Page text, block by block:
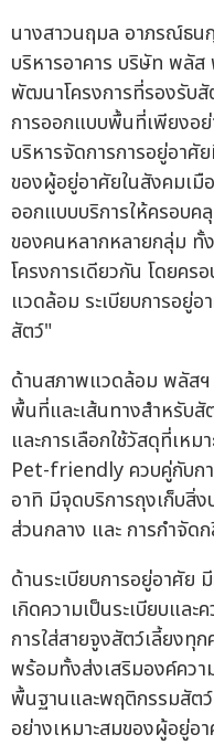
นางสาวนฤมล อาภรณ์ธน
บริหารอาคาร บริษัท พลั
พัฒนาโครงการที่รองรับสั
การออกแบบพื้นที่เพียงอ
บริหารจัดการการอยู่อาศั
ของผู้อยู่อาศัยในสังคมเมื
ออกแบบบริการให้ครอบค
ของคนหลากหลายกลุ่ม ทั้
โครงการเดียวกัน โดยค
แวดล้อม ระเบียบการอยู่
สัตว์"
ด้านสภาพแวดล้อม พลัสฯ
พื้นที่และเส้นทางสำหรับ
และการเลือกใช้วัสดุที่เหม
Pet-friendly ควบคู่กับกา
อาทิ มีจุดบริการถุงเก็บสิ่
ส่วนกลาง และ การกำจัด
ด้านระเบียบการอยู่อาศัย
เกิดความเป็นระเบียบและ
การใส่สายจูงสัตว์เลี้ยงทุ
พร้อมทั้งส่งเสริมองค์ควา
พื้นฐานและพฤติกรรมสัต
อย่างเหมาะสมของผู้อยู่อ